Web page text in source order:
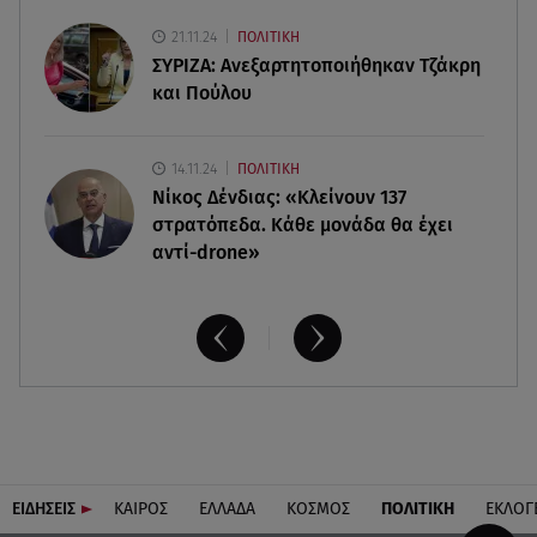
Σαμοθράκη: Συγκλονιστική διάσωση 15χρονης
από δύσβατο φαράγγι
21.11.24 ΠΟΛΙΤΙΚΗ
ΣΥΡΙΖΑ: Ανεξαρτητοποιήθηκαν Τζάκρη
και Πούλου
14.11.24 ΠΟΛΙΤΙΚΗ
Νίκος Δένδιας: «Κλείνουν 137
στρατόπεδα. Kάθε μονάδα θα έχει
αντί-drone»
ΕΙΔΗΣΕΙΣ ΚΑΙΡΟΣ ΕΛΛΑΔΑ ΚΟΣΜΟΣ ΠΟΛΙΤΙΚΗ